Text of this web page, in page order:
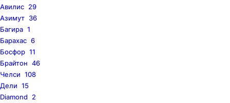
Авилис 29
Азимут 36
Багира 1
Барахас 6
Босфор 11
Брайтон 46
Челси 108
Дели 15
Diamond
2